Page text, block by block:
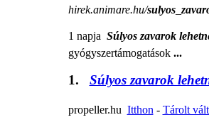
hirek.animare.hu/sulyos_
1 napja  Súlyos zavarok
gyógyszertámogatások ...
1. Súlyos zavarok
propeller.hu  Itthon - Tárolt